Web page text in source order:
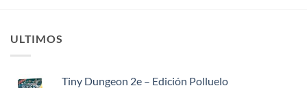
ULTIMOS
Tiny Dungeon 2e – Edición Polluelo